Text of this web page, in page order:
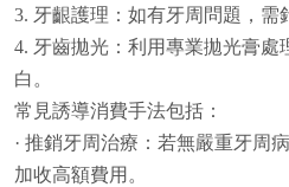
3. 牙齦護理：如有牙周問題，需
4. 牙齒拋光：利用專業拋光膏處
白。
常見誘導消費手法包括：
· 推銷牙周治療：若無嚴重牙周
加收高額費用。